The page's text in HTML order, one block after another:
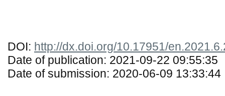
DOI: http://dx.doi.org/10.17951/
Date of publication: 2021-09-22 09:55:35
Date of submission: 2020-06-09 13:33:44